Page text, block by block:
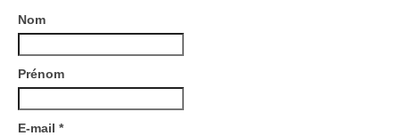
Nom
Prénom
E-mail *